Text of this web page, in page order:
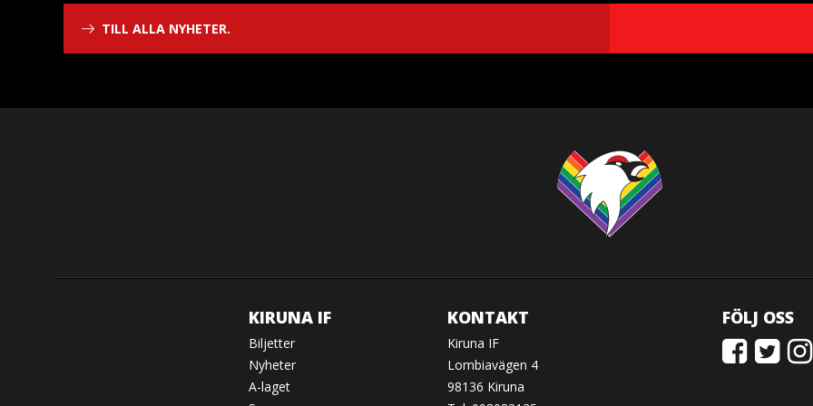
TILL ALLA NYHETER.
KIRUNA IF
Biljetter
Nyheter
A-laget
KONTAKT
Kiruna IF
Lombiavägen 4
98136 Kiruna
FÖLJ OSS